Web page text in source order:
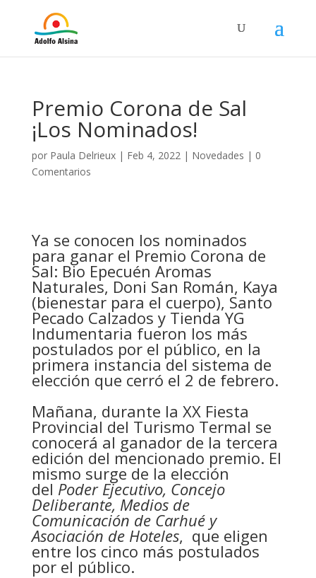
Premio Corona de Sal
¡Los Nominados!
por Paula Delrieux| Feb 4, 2022| Novedades | 0
Comentarios
Ya se conocen los nominados
para ganar el Premio Corona de
Sal: Bio Epecuén Aromas
Naturales, Doni San Román, Kaya
(bienestar para el cuerpo), Santo
Pecado Calzados y Tienda YG
Indumentaria fueron los más
postulados por el público, en la
primera instancia del sistema de
elección que cerró el 2 de febrero.
Mañana, durante la XX Fiesta
Provincial del Turismo Termal se
conocerá al ganador de la tercera
edición del mencionado premio. El
mismo surge de la elección
del Poder Ejecutivo, Concejo
Deliberante, Medios de
Comunicación de Carhué y
Asociación de Hoteles, que eligen
entre los cinco más postulados
por el público.